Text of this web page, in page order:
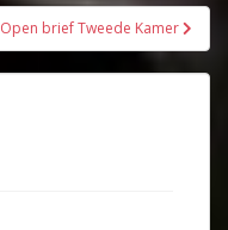
Open brief Tweede Kamer